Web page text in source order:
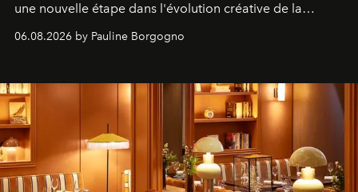
une nouvelle étape dans l'évolution créative de la
06.08.2026 by Pauline Borgogno